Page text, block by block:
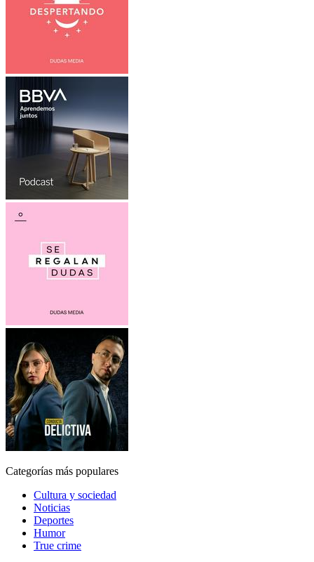
Categorías más populares
Cultura y sociedad
Noticias
Deportes
Humor
True crime